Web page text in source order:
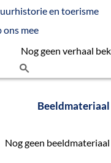
en toerisme
ons mee
k
Nog geen verhaal
Beeldmateriaal
Nog geen